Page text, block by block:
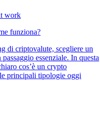
funziona?
di criptovalute, scegliere un
essenziale. In questa
cos’è un crypto
principali tipologie oggi